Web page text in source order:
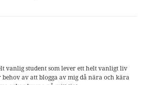
vanlig student som lever ett helt vanligt liv
behov av att blogga av mig då nära och kära